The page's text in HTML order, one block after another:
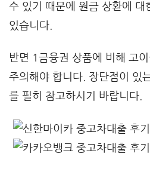
수 있기 때문에 원금 상환에 대
있습니다.
반면 1금융권 상품에 비해 고
주의해야 합니다. 장단점이 있
를 필히 참고하시기 바랍니다.